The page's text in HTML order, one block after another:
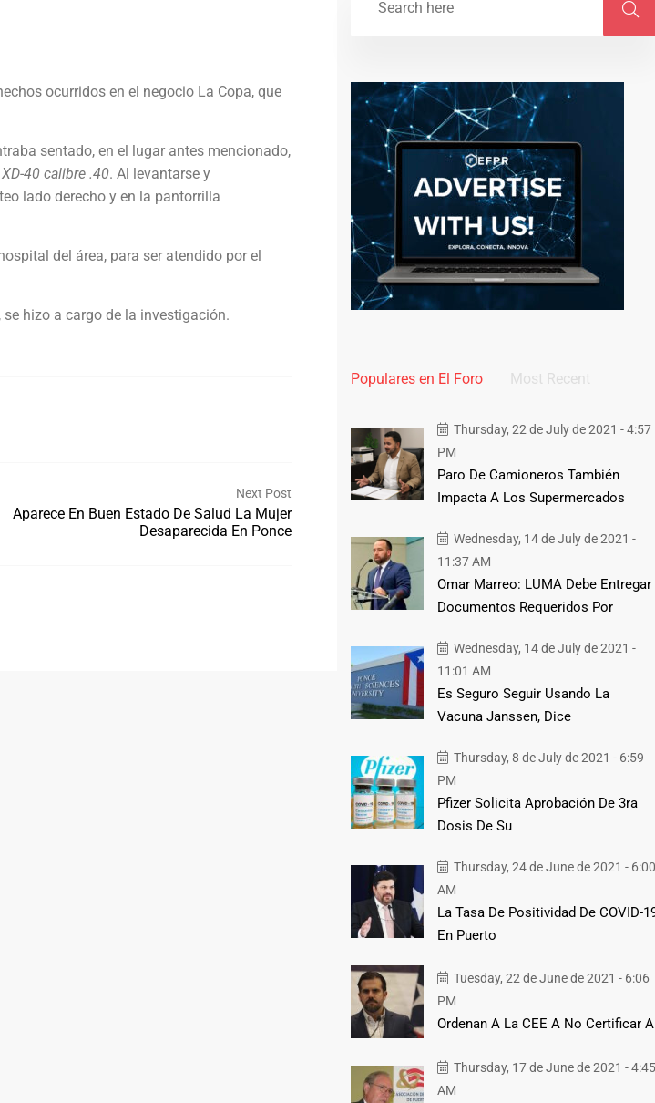
ocurridos en el negocio La Copa, que
sentado, en el lugar antes mencionado,
40 calibre .40. Al levantarse y
lado derecho y en la pantorrilla
del área, para ser atendido por el
hizo a cargo de la investigación.
Next Post
Aparece En Buen Estado De Salud La Mujer
Desaparecida En Ponce
Populares en El Foro Most Recent
Thursday, 22 de July de 2021 - 4:57
PM
Paro De Camioneros También
Impacta A Los Supermercados
Wednesday, 14 de July de 2021 -
11:37 AM
Omar Marreo: LUMA Debe Entregar
Documentos Requeridos Por
Wednesday, 14 de July de 2021 -
11:01 AM
Es Seguro Seguir Usando La
Vacuna Janssen, Dice
Thursday, 8 de July de 2021 - 6:59
PM
Pfizer Solicita Aprobación De 3ra
Dosis De Su
Thursday, 24 de June de 2021 - 6:00
AM
La Tasa De Positividad De COVID-
En Puerto
Tuesday, 22 de June de 2021 - 6:06
PM
Ordenan A La CEE A No Certificar A
Thursday, 17 de June de 2021 - 4:45
AM